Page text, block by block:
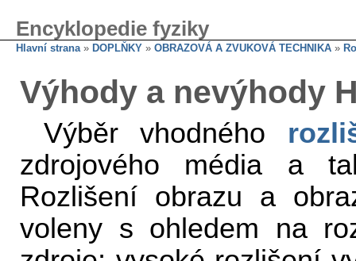
Encyklopedie fyziky
Hlavní strana» DOPLŇKY » OBRAZOVÁ A ZVUKOVÁ TECHNIKA »
Výhody a nevýhody
Výběr vhodného
zdrojového média a
Rozlišení obrazu a
voleny s ohledem na